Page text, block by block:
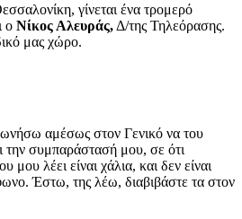
γίνεται ένα τρομερό
ο Νίκος Αλευράς, Δ/της Τηλεόρασης.
μας χώρο.
αμέσως στον Γενικό να του
συμπαράστασή μου, σε ότι
μου λέει είναι χάλια, και δεν είναι
Έστω, της λέω, διαβιβάστε τα στον